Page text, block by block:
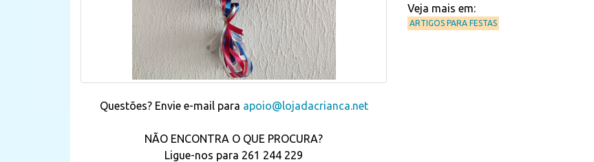
Questões? Envie e-mail para apoio@lojadacrianca.net
NÃO ENCONTRA O QUE PROCURA?
Ligue-nos para 261 244 229
Veja mais em:
ARTIGOS PARA FESTAS